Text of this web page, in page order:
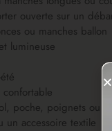
ouverte sur un
ou manches ballon
lumineuse
poche, poignets ou
accessoire textile